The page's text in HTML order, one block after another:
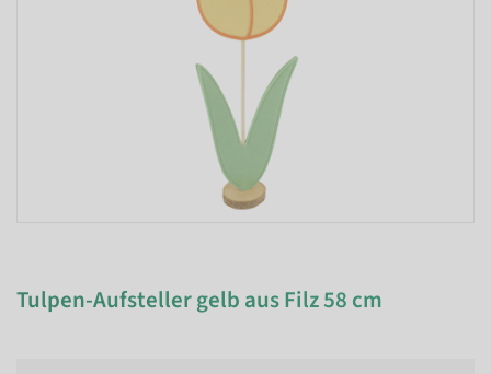
Tulpen-Aufsteller gelb aus Filz 58 cm